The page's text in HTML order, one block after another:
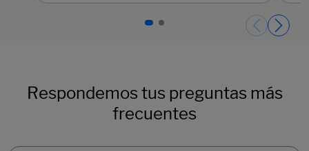
Respondemos tus preguntas más
frecuentes